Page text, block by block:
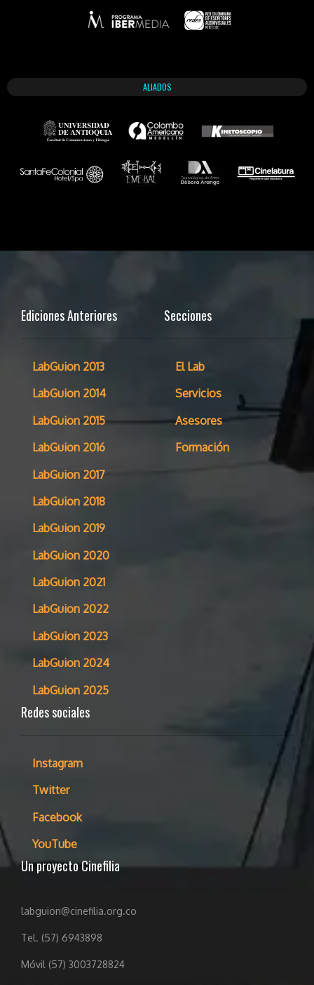
ALIADOS
Ediciones Anteriores
LabGuion 2013
LabGuion 2014
LabGuion 2015
LabGuion 2016
LabGuion 2017
LabGuion 2018
LabGuion 2019
LabGuion 2020
LabGuion 2021
LabGuion 2022
LabGuion 2023
LabGuion 2024
LabGuion 2025
Secciones
El Lab
Servicios
Asesores
Formación
Redes sociales
Instagram
Twitter
Facebook
YouTube
Un proyecto Cinefilia
labguion@cinefilia.org.co
Tel. (57) 6943898
Móvil (57) 3003728824